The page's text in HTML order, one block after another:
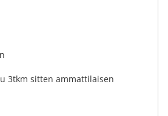
3tkm sitten ammattilaisen